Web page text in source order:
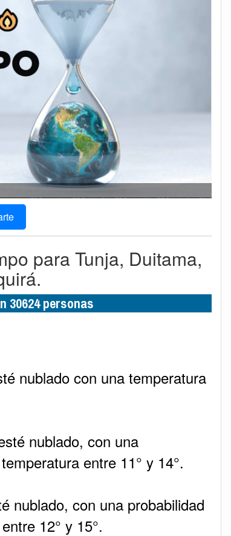
para Tunja, Duitama,
30624 personas
nublado con una temperatura
nublado, con una
entre 11° y 14°.
nublado, con una probabilidad
12° y 15°.